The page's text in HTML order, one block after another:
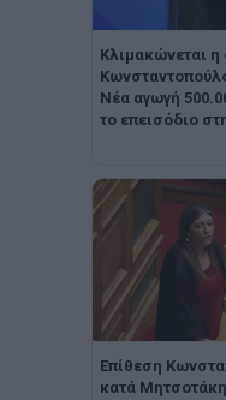
Κλιμακώνεται
Νέα αγωγή
το επεισόδιο
Επίθεση
κατά